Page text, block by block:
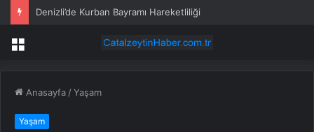
Denizli’de Kurban Bayramı Hareketliliği
Menü
Anasayfa /Yaşam
Yaşam